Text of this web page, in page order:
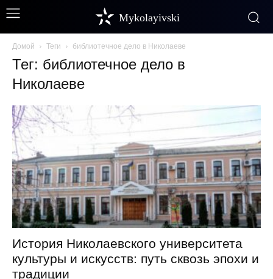
Mykolayivski
Домой Теги библиотечное дело в Николаеве
Тег: библиотечное дело в
Николаеве
История Николаевского университета
культуры и искусств: путь сквозь эпохи и
традиции